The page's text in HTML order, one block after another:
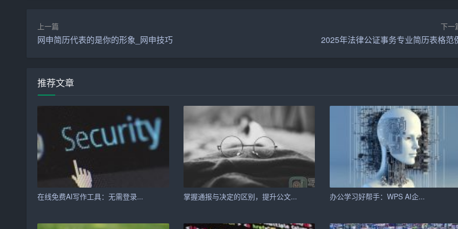
标题：自动生成简历内容，AI优化排版超省心
随着职场竞争的日益激烈，一份高质量的简历对于求职者来说至关重要。然而，许多求职者在制作简历时，往往
一、自动生成简历内容的流程
1. 信息收集：求职者首先需要在自动生成简历的平台上输入自己的基本信息，包括姓名、联系方式、教育背景、
工作经验等。
2. 数据整合：平台会自动从求职者的社交媒体、在线简历、职业社交网站等渠道收集相关信息，并进行整合。
3. 内容生成：基于收集到的信息，人工智能会自动生成简历的内容，包括工作经验、项目经历、技能特长等。
4. 个性化定制：求职者可以根据自己的需求和目标职位，选择不同的模板和风格，人工智能会根据这些要求进行
上一篇
网申简历代表的是你的形象_网申技巧
下一
2025年法律公证事务专业简历表格范
推荐文章
在线免费AI写作工具：无需登录... 掌握通报与决定的区别，提升公文... 办公学习好帮手：WPS AI企...